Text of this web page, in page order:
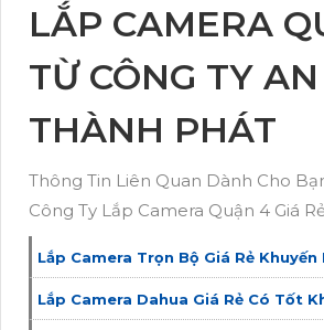
LẮP CAMERA
TỪ CÔNG TY AN
THÀNH PHÁT
Thông Tin Liên Quan Dành Cho
Công Ty Lắp Camera Quận 4 Giá
Lắp Camera Trọn Bộ Giá Rẻ Khuyến
Lắp Camera Dahua Giá Rẻ Có Tốt